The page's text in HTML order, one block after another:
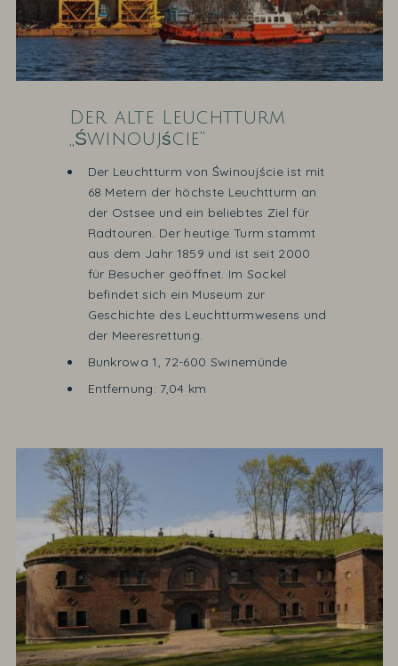
Der alte Leuchtturm
„Świnoujście“
Der Leuchtturm von Świnoujście ist mit
68 Metern der höchste Leuchtturm an
der Ostsee und ein beliebtes Ziel für
Radtouren. Der heutige Turm stammt
aus dem Jahr 1859 und ist seit 2000
für Besucher geöffnet. Im Sockel
befindet sich ein Museum zur
Geschichte des Leuchtturmwesens und
der Meeresrettung.
Bunkrowa 1, 72-600 Swinemünde
Entfernung: 7,04 km